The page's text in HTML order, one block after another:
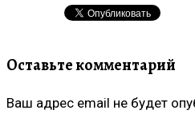
Оставьте комментарий
Ваш адрес email не будет